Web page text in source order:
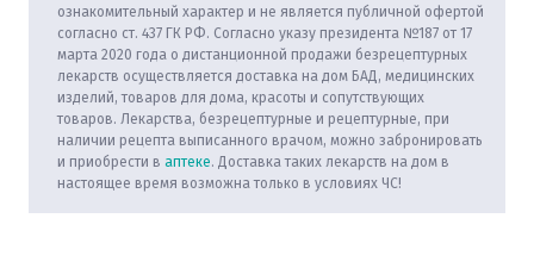
ознакомительный характер и не является публичной офертой
согласно ст. 437 ГК РФ. Согласно указу президента №187 от 17
марта 2020 года о дистанционной продажи безрецептурных
лекарств осуществляется доставка на дом БАД, медицинских
изделий, товаров для дома, красоты и сопутствующих
товаров. Лекарства, безрецептурные и рецептурные, при
наличии рецепта выписанного врачом, можно забронировать
и приобрести в аптеке. Доставка таких лекарств на дом в
настоящее время возможна только в условиях ЧС!